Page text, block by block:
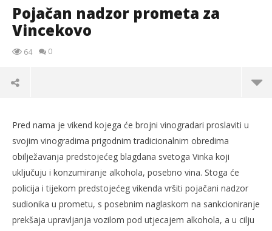
Pojačan nadzor prometa za
Vincekovo
64 0
Pred nama je vikend kojega će brojni vinogradari proslaviti u
svojim vinogradima prigodnim tradicionalnim obredima
obilježavanja predstojećeg blagdana svetoga Vinka koji
uključuju i konzumiranje alkohola, posebno vina. Stoga će
policija i tijekom predstojećeg vikenda vršiti pojačani nadzor
sudionika u prometu, s posebnim naglaskom na sankcioniranje
prekšaja upravljanja vozilom pod utjecajem alkohola, a u cilju